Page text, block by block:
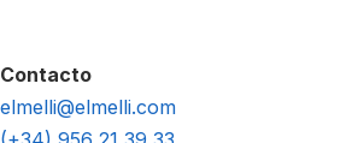
Contacto
elmelli@elmelli.com